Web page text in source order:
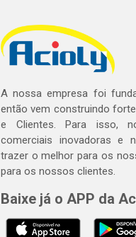
A nossa empresa foi
então vem construindo
e Clientes. Para isso,
comerciais inovadoras e
trazer o melhor para os
para os nossos clientes.
Baixe já o APP da